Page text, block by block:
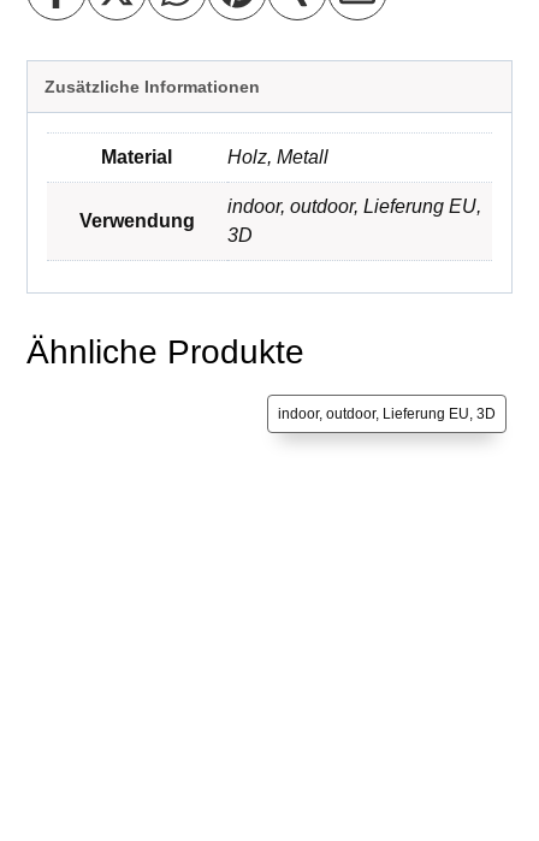
Zusätzliche Informationen
Material Holz, Metall
Verwendung
indoor, outdoor, Lieferung EU,
3D
Ähnliche Produkte
indoor, outdoor, Lieferung EU, 3D